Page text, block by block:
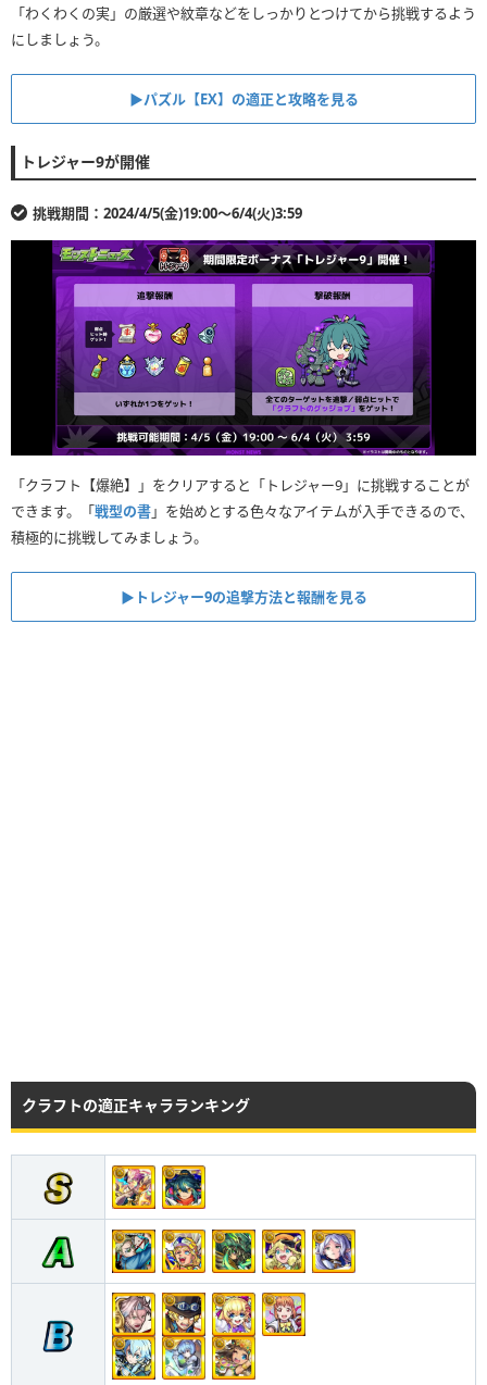
「わくわくの実」の厳選や紋章などをしっかりとつけてから挑戦するよう
にしましょう。
▶︎パズル【EX】の適正と攻略を見る
トレジャー9が開催
挑戦期間：2024/4/5(金)19:00〜6/4(火)3:59
「クラフト【爆絶】」をクリアすると「トレジャー9」に挑戦することが
できます。「戦型の書」を始めとする色々なアイテムが入手できるので、
積極的に挑戦してみましょう。
▶︎トレジャー9の追撃方法と報酬を見る
クラフトの適正キャラランキング